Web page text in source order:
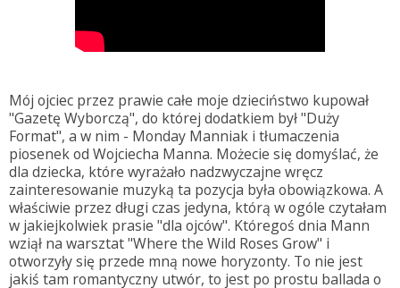
Mój ojciec przez prawie całe moje dzieciństwo kupował
"Gazetę Wyborczą", do której dodatkiem był "Duży
Format", a w nim - Monday Manniak i tłumaczenia
piosenek od Wojciecha Manna. Możecie się domyślać, że
dla dziecka, które wyrażało nadzwyczajne wręcz
zainteresowanie muzyką ta pozycja była obowiązkowa. A
właściwie przez długi czas jedyna, którą w ogóle czytałam
w jakiejkolwiek prasie "dla ojców". Któregoś dnia Mann
wziął na warsztat "Where the Wild Roses Grow" i
otworzyły się przede mną nowe horyzonty. To nie jest
jakiś tam romantyczny utwór, to jest po prostu ballada o